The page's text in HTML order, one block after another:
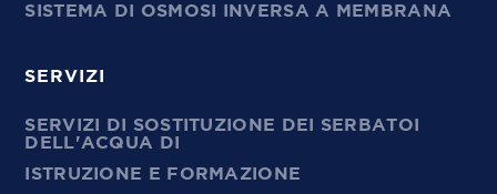
SISTEMA DI OSMOSI INVERSA A MEMBRANA
SERVIZI
SERVIZI DI SOSTITUZIONE DEI SERBATOI
DELL'ACQUA DI
ISTRUZIONE E FORMAZIONE